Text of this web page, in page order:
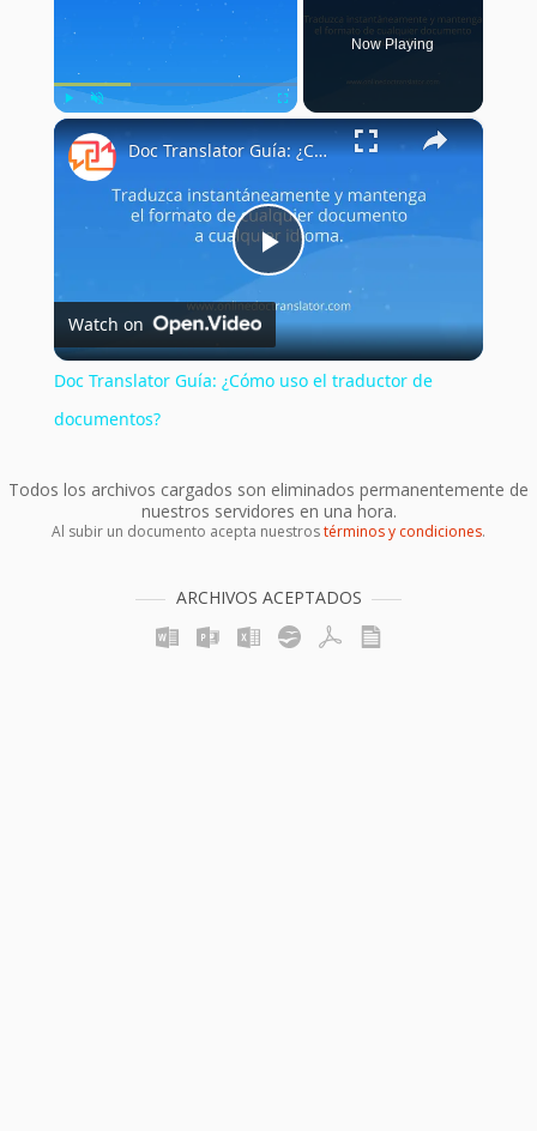
Play Unmute Fullscreen
Now Playing
×
Play
Video
Doc Translator Guía: ¿Cómo uso el traductor de documentos?
Watch on
Doc Translator Guía: ¿Cómo uso el traductor de
documentos?
Todos los archivos cargados son eliminados permanentemente de
nuestros servidores en una hora.
Al subir un documento acepta nuestrostérminos y condiciones.
ARCHIVOS ACEPTADOS